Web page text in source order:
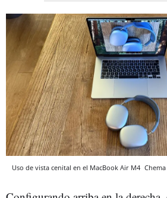
Uso de vista cenital en el MacBook Air M4